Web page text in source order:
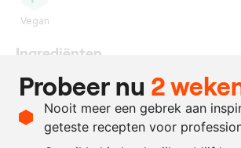
Vegan
Ingrediënten
naar
behoefte
aardbeien
naar
rietsuiker
Probeer nu 2
Nooit meer een gebrek aan
geteste recepten voor